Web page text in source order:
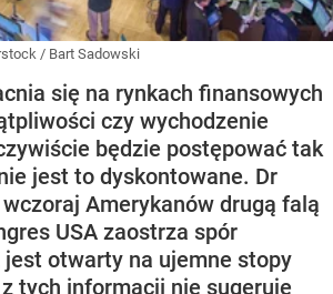
/ Bart Sadowski
się na rynkach finansowych
czy wychodzenie
będzie postępować tak
jest to dyskontowane. Dr
Amerykanów drugą falą
USA zaostrza spór
jest otwarty na ujemne stopy
tych informacji nie sugeruje